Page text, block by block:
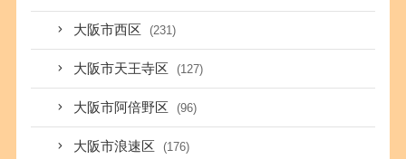
大阪市西区 (231)
大阪市天王寺区 (127)
大阪市阿倍野区 (96)
大阪市浪速区 (176)